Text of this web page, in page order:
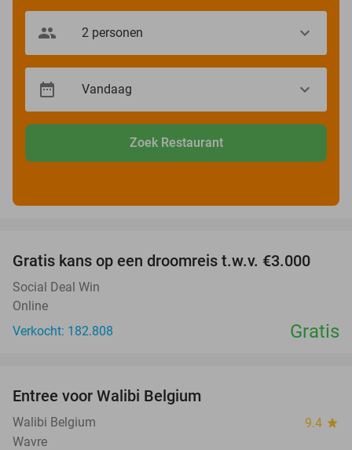
Zoek Restaurant
Gratis kans op een droomreis t.w.v. €3.000
Social Deal Win
Online
Verkocht: 182.808
Gratis
Entree voor Walibi Belgium
Walibi Belgium 9.4 star
Wavre